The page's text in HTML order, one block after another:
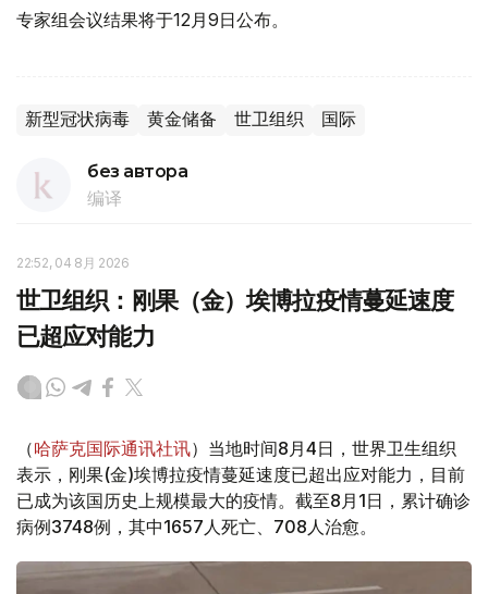
专家组会议结果将于12月9日公布。
新型冠状病毒 黄金储备 世卫组织 国际
без автора
编译
22:52, 04 8月 2026
世卫组织：刚果（金）埃博拉疫情蔓延速度
已超应对能力
（哈萨克国际通讯社讯）当地时间8月4日，世界卫生组织
表示，刚果(金)埃博拉疫情蔓延速度已超出应对能力，目前
已成为该国历史上规模最大的疫情。截至8月1日，累计确诊
病例3748例，其中1657人死亡、708人治愈。